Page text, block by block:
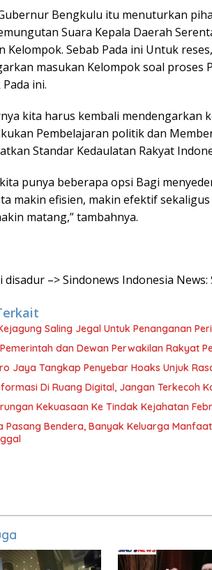
Bengkulu itu menuturkan
Suara Kepala Daerah
Kelompok. Sebab Pada ini Untuk
masukan Kelompok soal proses
ini.
kita harus kembali mendengarkan
Pembelajaran politik dan
Standar Kedaulatan Rakyat
punya beberapa opsi Bagi
makin efisien, makin efektif
matang,” tambahnya.
disadur –> Sindonews Indonesia
Saling Jegal Untuk Penanganan
Pemerintah dan Dewan Perwakilan Rakyat
Jaya Tangkap Penyebar Hoaks Unjuk
Di Ruang Digital, Jangan Terkecoh
Kekuasaan Ke Tindak Kejahatan
Pasang Bendera, Banyak Keluarga